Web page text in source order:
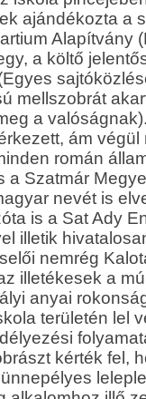
ajándékozta a
Alapítvány
a költő
mellszobrát
a
ám
román
a Szatmár
nevét is
is a Sat Ady
illetik
nemrég
illetékesek a
anyai
területén lel
kérték fel,